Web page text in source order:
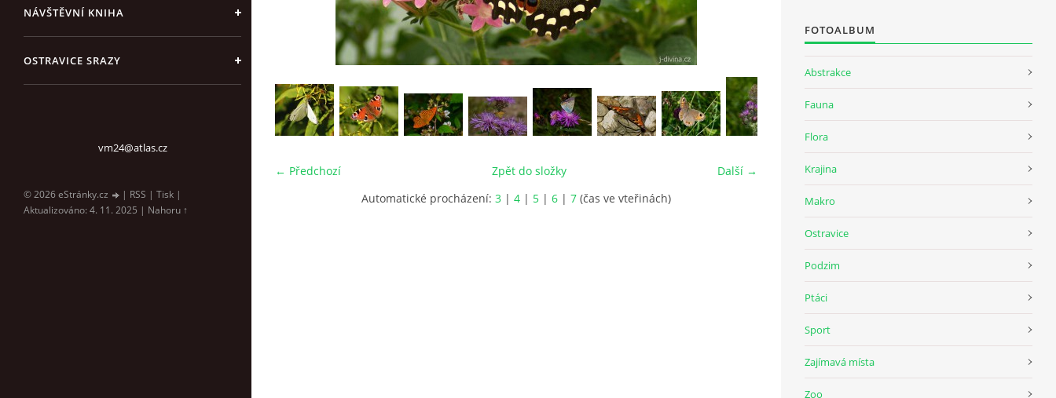
NÁVŠTĚVNÍ KNIHA
OSTRAVICE SRAZY
vm24@atlas.cz
© 2026 eStránky.cz | RSS | Tisk |
Aktualizováno: 4. 11. 2025 | Nahoru ↑
← Předchozí Další →
Zpět do složky
Automatické procházení: 3 | 4 | 5 | 6 | 7 (čas ve vteřinách)
FOTOALBUM
Abstrakce
Fauna
Flora
Krajina
Makro
Ostravice
Podzim
Ptáci
Sport
Zajímavá místa
Zoo